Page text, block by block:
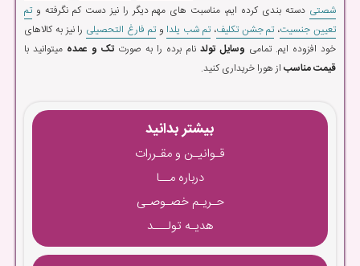
شصتی دسته بندی کرده ایم، مناسبت های مهم دیگر را نیز دست کم نگرفته وتم
تعیین جنسیت،تم جشن تکلیف،تم شب یلدا وتم فارغ التحصیلی را نیز به کالاهای
خود افزوده ایم. تمامی وسایل تولد نام برده را به صورت تک و عمده میتوانید با
قیمت مناسب از هورا خریداری کنید.
بیشتر بدانید
قـوانیـن و مقـررات
درباره مــا
حـریـم خصـوصـی
هدیـه تولـــد